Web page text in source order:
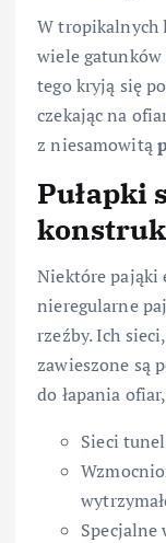
W tropikalnych
wiele
tego kryją się
czekając na
z niesamowitą
Pułapki
Niektóre pająki
nieregularne
rzeźby. Ich
zawieszone są
do łapania
Sieci
Specjalne